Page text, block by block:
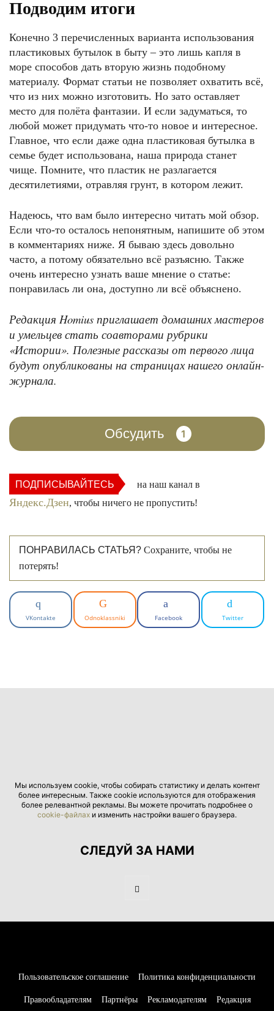
Подводим итоги
Конечно 3 перечисленных варианта использования
пластиковых бутылок в быту – это лишь капля в
море способов дать вторую жизнь подобному
материалу. Формат статьи не позволяет охватить всё,
что из них можно изготовить. Но зато оставляет
место для полёта фантазии. И если задуматься, то
любой может придумать что-то новое и интересное.
Главное, что если даже одна пластиковая бутылка в
семье будет использована, наша природа станет
чище. Помните, что пластик не разлагается
десятилетиями, отравляя грунт, в котором лежит.
Надеюсь, что вам было интересно читать мой обзор.
Если что-то осталось непонятным, напишите об этом
в комментариях ниже. Я бываю здесь довольно
часто, а потому обязательно всё разъясню. Также
очень интересно узнать ваше мнение о статье:
понравилась ли она, доступно ли всё объяснено.
Редакция Homius приглашает домашних мастеров
и умельцев стать соавторами рубрики
«Истории». Полезные рассказы от первого лица
будут опубликованы на страницах нашего онлайн-
журнала.
Обсудить 1
ПОДПИСЫВАЙТЕСЬ на наш канал в
Яндекс.Дзен, чтобы ничего не пропустить!
ПОНРАВИЛАСЬ СТАТЬЯ? Сохраните, чтобы не
потерять!
VKontakte Odnoklassniki Facebook Twitter
Мы используем cookie, чтобы собирать статистику и делать контент
более интересным. Также cookie используются для отображения
более релевантной рекламы. Вы можете прочитать подробнее о
cookie-файлах и изменить настройки вашего браузера.
СЛЕДУЙ ЗА НАМИ
Пользовательское соглашение Политика конфиденциальности
Правообладателям Партнёры Рекламодателям Редакция